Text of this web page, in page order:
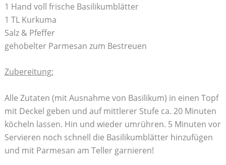
1 Hand voll frische Basilikumblätter
1 TL Kurkuma
Salz & Pfeffer
gehobelter Parmesan zum Bestreuen
Zubereitung:
Alle Zutaten (mit Ausnahme von Basilikum) in einen Topf
mit Deckel geben und auf mittlerer Stufe ca. 20 Minuten
köcheln lassen. Hin und wieder umrühren. 5 Minuten vor
Servieren noch schnell die Basilikumblätter hinzufügen
und mit Parmesan am Teller garnieren!